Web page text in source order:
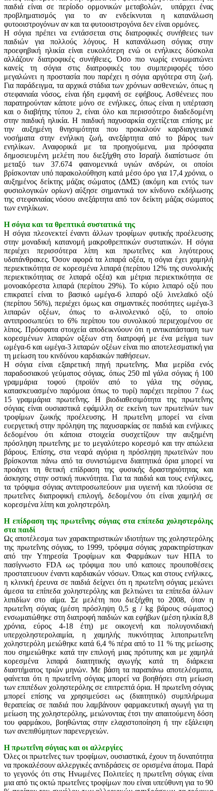
παιδιά είναι σε περίοδο ορμονικών μεταβολών, υπάρχει ένας
προβληματισμός για το αν ενδείκνυται η κατανάλωση
φυτοοιστρογόνων αν και τα φυτοοιστρογόνα δεν είναι ορμόνες.
Η σόγια πρέπει να εντάσσεται στις διατροφικές συνήθειες των
παιδιών για πολλούς λόγους. Η κατανάλωση σόγιας στην
προεφηβική ηλικία είναι ευκολότερη ενώ οι ενήλικες δύσκολα
αλλάζουν διατροφικές συνήθειες. Όσο πιο νωρίς ενσωματώνει
κανείς τη σόγια στις διατροφικές του συμπεριφορές τόσο
μεγαλώνει η προστασία που παρέχει η σόγια αργότερα στη ζωή.
Για παράδειγμα, τα αρχικά στάδια των χρόνιων ασθενειών, όπως η
στεφανιαία νόσος, είναι ήδη εμφανή σε εφήβους. Ασθένειες που
παρατηρούνταν κάποτε μόνο σε ενήλικες, όπως είναι η υπέρταση
και ο διαβήτης τύπου 2, είναι όλο και περισσότερο διαδεδομένη
στην παιδική ηλικία. Η παιδική παχυσαρκία σχετίζεται επίσης με
την αυξημένη θνησιμότητα που προκαλούν καρδιαγγειακά
νοσήματα στην ενήλικη ζωή, ανεξάρτητα από το βάρος των
ενηλίκων. Αναφορικά με τα προηγούμενα, μια πρόσφατα
δημοσιευμένη μελέτη που διεξήχθη στο Ισραήλ διαπίστωσε ότι
μεταξύ των 37.674 φαινομενικά υγιών ανδρών, οι οποίοι
βρίσκονταν υπό παρακολούθηση κατά μέσο όρο για 17,4 χρόνια, ο
αυξημένος δείκτης μάζας σώματος (ΔΜΣ) (ακόμη και εντός των
φυσιολογικών ορίων) αύξησε σημαντικά τον κίνδυνο εκδήλωσης
της στεφανιαίας νόσου ανεξάρτητα από τον δείκτη μάζας σώματος
των ενηλίκων.
Η σόγια και τα θρεπτικά συστατικά της
Η σόγια πλεονεκτεί έναντι άλλων τροφίμων φυτικής προέλευσης
στην μοναδική κατανομή μακροθρεπτικών συστατικών. Η σόγια
περιέχει περισσότερα λίπη και πρωτεΐνες και λιγότερους
υδατάνθρακες. Όσον αφορά τα λιπαρά οξέα, η σόγια έχει χαμηλή
περιεκτικότητα σε κορεσμένα λιπαρά (περίπου 12% της συνολικής
περιεκτικότητας σε λιπαρά οξέα) και μέτρια περιεκτικότητα σε
μονοακόρεστα λιπαρά (περίπου 29%). Το κύριο λιπαρό οξύ που
επικρατεί είναι το βασικό ωμέγα-6 λιπαρό οξύ λινελαϊκό οξύ
(περίπου 56%), περιέχει όμως και σημαντικές ποσότητες ωμέγα-3
λιπαρών οξέων, όπως το α-λινολενικό οξύ, το οποίο
αντιπροσωπεύει το 6% περίπου του συνολικού περιεχομένου σε
λίπος. Πρόσφατα στοιχεία αποδεικνύουν ότι η αντικατάσταση των
κορεσμένων λιπαρών οξέων στη διατροφή με ένα μείγμα των
ωμέγα-6 και ωμέγα-3 λιπαρών οξέων είναι πιο αποτελεσματική για
τη μείωση του κινδύνου καρδιακών παθήσεων.
Η σόγια είναι εξαιρετική πηγή πρωτεΐνης. Μια μερίδα ενός
παραδοσιακού γεύματος σόγιας, όπως 250 ml γάλα σόγιας ή 100
γραμμάρια τοφού (προϊόν από το γάλα της σόγιας,
κατασκευασμένο παρόμοια όπως το τυρί) παρέχει περίπου 7 έως
15 γραμμάρια πρωτεΐνης. Η βιοδιαθεσιμότητα της πρωτεΐνης
σόγιας είναι ουσιαστικά εφάμιλλη σε εκείνη των πρωτεϊνών των
τροφίμων ζωικής προέλευσης. Η πρωτεΐνη μπορεί να είναι
ευεργετική στην πρόληψη της παχυσαρκίας σε παιδιά και ενήλικες
δεδομένου ότι κάποια στοιχεία συσχετίζουν την αυξημένη
πρόσληψη πρωτεΐνης με το μεγαλύτερο κορεσμό και την απώλεια
βάρους. Επίσης, στα νεαρά αγόρια η πρόσληψη πρωτεϊνών που
βρίσκονται πάνω από τα συνιστώμενα διαιτητικά όρια μπορεί να
προάγει τη θετική επίδραση της φυσικής δραστηριότητας και
άσκησης στην οστική πυκνότητα. Για τα παιδιά και τους ενήλικες,
τα τρόφιμα σόγιας αντιπροσωπεύουν μια υγιεινή και πλούσια σε
πρωτεΐνες διατροφική επιλογή, δεδομένου ότι είναι χαμηλή σε
κορεσμένα λίπη και χοληστερόλη.
Η επίδραση της πρωτεΐνης σόγιας στα επίπεδα χοληστερόλης
στα παιδί
Ως αποτέλεσμα των χαρακτηριστικών ιδιοτήτων της χοληστερόλης
της πρωτεΐνης σόγιας, το 1999, τρόφιμα σόγιας χαρακτηρίστηκαν
από την Υπηρεσία Τροφίμων και Φαρμάκων των ΗΠΑ το
πασίγνωστο FDA ως τρόφιμα που υπό καποιες προυποθέσεις
προστατευουν έναντι καρδιακών νόσων. Όπως και στους ενήλικες,
η κλινική έρευνα σε παιδιά δείχνει ότι η πρωτεΐνη σόγιας μειώνει
άμεσα τα επίπεδα χοληστερόλης και βελτιώνει τα επίπεδα άλλων
λιπιδίων στο αίμα. Σε μελέτη που διεξήχθη το 2008, όταν η
πρωτεΐνη σόγιας (μέση πρόσληψη 0,5 g / kg βάρους σώματος)
ενσωματώθηκε στη διατροφή παιδιών και εφήβων (μέση ηλικία 8,8
χρόνια, εύρος 4-18 έτη) με οικογενή και πολυγονιδιακή
υπερχοληστερολαιμία, η χαμηλής πυκνότητας λιποπρωτεΐνη
χοληστερόλη μειώθηκε κατά 6,4 % πέρα από το 11 % της μείωσης
που σημειώθηκε κατά την επιλογή μιας πρότυπης και με χαμηλά
κορεσμένα λιπαρά διαιτητικής αγωγής κατά τη διάρκεια
διαστήματος τριών μηνών. Με βάση τα παραπάνω αποτελέσματα,
φαίνεται ότι η πρωτεΐνη σόγιας μπορεί να βοηθήσει στη μείωση
των επιπέδων χοληστερόλης σε επιτρεπτά όρια. Η πρωτεΐνη σόγιας
μπορεί επίσης να χρησιμεύσει ως (διαιτητικό) συμπλήρωμα
θεραπείας σε παιδιά που λαμβάνουν φαρμακευτική αγωγή για τη
μείωση της χοληστερόλης, μειώνοντας έτσι την απαιτούμενη δόση
του φαρμάκου, βοηθώντας στην ελαχιστοποίηση ή την εξάλειψη
των ανεπιθύμητων παρενεργειών.
Η πρωτεΐνη σόγιας και οι αλλεργίες
Όλες οι πρωτεΐνες των τροφίμων, ουσιαστικά, έχουν τη δυνατότητα
να προκαλέσουν αλλεργικές αντιδράσεις σε ορισμένα άτομα. Παρά
το γεγονός ότι στις Ηνωμένες Πολιτείες η πρωτεΐνη σόγιας είναι
μια από τις οκτώ πρωτεΐνες τροφίμων που είναι υπεύθυνη για το 90